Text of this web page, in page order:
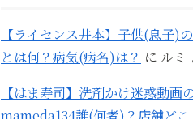
【ライセンス井本】子供(息子)
とは何？病気(病名)は？ に ルミ
【はま寿司】洗剤かけ迷惑動画
mameda134誰(何者)？店舗どこ